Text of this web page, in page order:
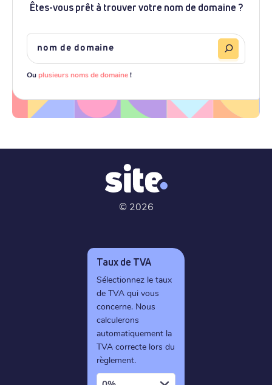
Êtes-vous prêt à trouver votre nom de domaine ?
Ouplusieurs noms de domaine!
© 2026
Taux de TVA
Sélectionnez le taux
de TVA qui vous
concerne. Nous
calculerons
automatiquement la
TVA correcte lors du
règlement.